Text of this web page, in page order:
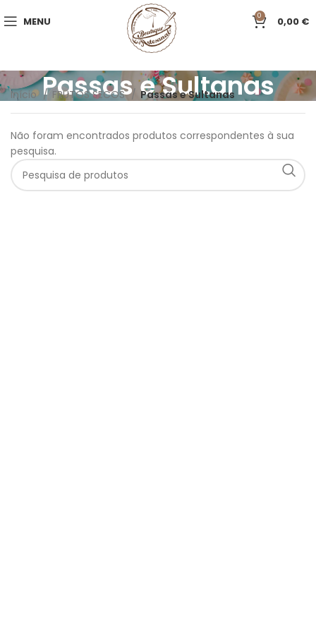
MENU 0 0,00 €
Passas e Sultanas
Início FRUTOS SECOS Passas e Sultanas
Não foram encontrados produtos correspondentes à sua
pesquisa.